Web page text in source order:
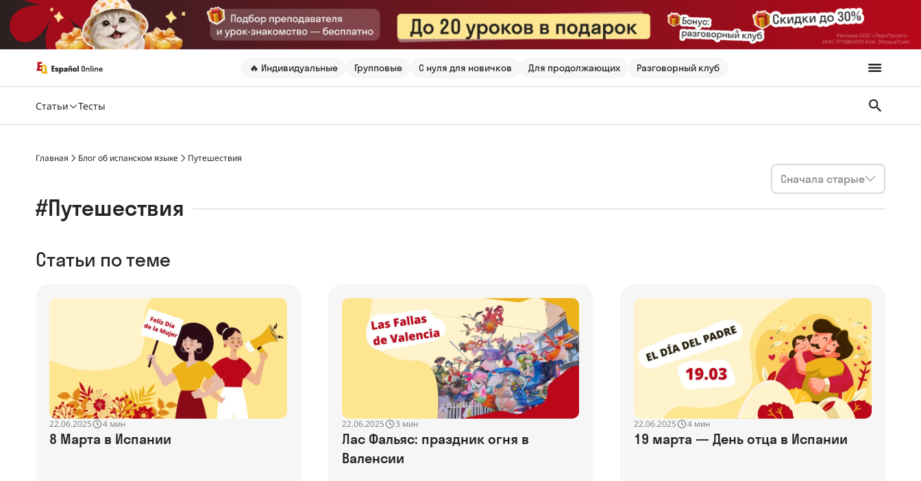
🔥 Индивидуальные Групповые С нуля для новичков Для продолжающих Разговорный клуб
Статьи Тесты
Главная Блог об испанском языке Путешествия
Сначала старые
#Путешествия
Статьи по теме
22.06.2025 4 мин
8 Марта в Испании
22.06.2025 3 мин
Лас Фальяс: праздник огня в
Валенсии
22.06.2025 4 мин
19 марта — День отца в Испании